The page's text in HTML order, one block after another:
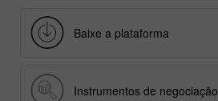
Baixe a plataforma
Instrumentos de negociação